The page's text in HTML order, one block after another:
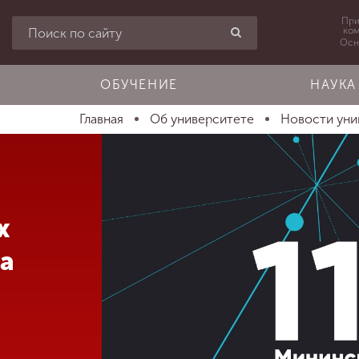
ОБУЧЕНИЕ НАУКА
Главная Об университете Новости